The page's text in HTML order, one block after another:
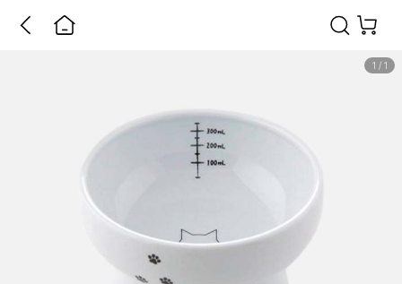
1 / 1